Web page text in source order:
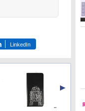
LinkedIn
▲